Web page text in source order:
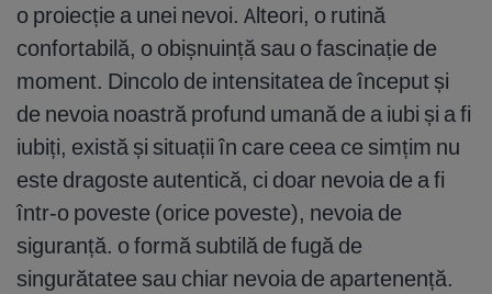
o proiecție a unei nevoi. Alteori, o rutină
confortabilă, o obișnuință sau o fascinație de
moment. Dincolo de intensitatea de început și
de nevoia noastră profund umană de a iubi și a fi
iubiți, există și situații în care ceea ce simțim nu
este dragoste autentică, ci doar nevoia de a fi
într-o poveste (orice poveste), nevoia de
siguranță. o formă subtilă de fugă de
singurătatee sau chiar nevoia de apartenență.